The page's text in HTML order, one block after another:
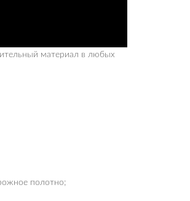
материал в любых
полотно;